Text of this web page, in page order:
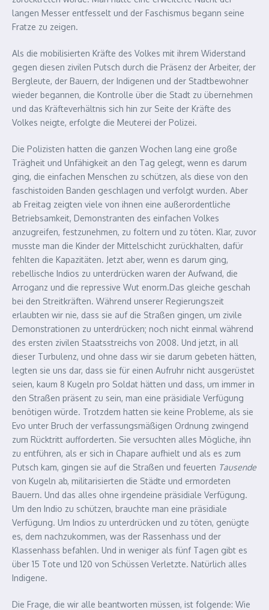
langen Messer entfesselt und der Faschismus begann seine
Fratze zu zeigen.
Als die mobilisierten Kräfte des Volkes mit ihrem Widerstand
gegen diesen zivilen Putsch durch die Präsenz der Arbeiter, der
Bergleute, der Bauern, der Indigenen und der Stadtbewohner
wieder begannen, die Kontrolle über die Stadt zu übernehmen
und das Kräfteverhältnis sich hin zur Seite der Kräfte des
Volkes neigte, erfolgte die Meuterei der Polizei.
Die Polizisten hatten die ganzen Wochen lang eine große
Trägheit und Unfähigkeit an den Tag gelegt, wenn es darum
ging, die einfachen Menschen zu schützen, als diese von den
faschistoiden Banden geschlagen und verfolgt wurden. Aber
ab Freitag zeigten viele von ihnen eine außerordentliche
Betriebsamkeit, Demonstranten des einfachen Volkes
anzugreifen, festzunehmen, zu foltern und zu töten. Klar, zuvor
musste man die Kinder der Mittelschicht zurückhalten, dafür
fehlten die Kapazitäten. Jetzt aber, wenn es darum ging,
rebellische Indios zu unterdrücken waren der Aufwand, die
Arroganz und die repressive Wut enorm.Das gleiche geschah
bei den Streitkräften. Während unserer Regierungszeit
erlaubten wir nie, dass sie auf die Straßen gingen, um zivile
Demonstrationen zu unterdrücken; noch nicht einmal während
des ersten zivilen Staatsstreichs von 2008. Und jetzt, in all
dieser Turbulenz, und ohne dass wir sie darum gebeten hätten,
legten sie uns dar, dass sie für einen Aufruhr nicht ausgerüstet
seien, kaum 8 Kugeln pro Soldat hätten und dass, um immer in
den Straßen präsent zu sein, man eine präsidiale Verfügung
benötigen würde. Trotzdem hatten sie keine Probleme, als sie
Evo unter Bruch der verfassungsmäßigen Ordnung zwingend
zum Rücktritt aufforderten. Sie versuchten alles Mögliche, ihn
zu entführen, als er sich in Chapare aufhielt und als es zum
Putsch kam, gingen sie auf die Straßen und feuerten Tausende
von Kugeln ab, militarisierten die Städte und ermordeten
Bauern. Und das alles ohne irgendeine präsidiale Verfügung.
Um den Indio zu schützen, brauchte man eine präsidiale
Verfügung. Um Indios zu unterdrücken und zu töten, genügte
es, dem nachzukommen, was der Rassenhass und der
Klassenhass befahlen. Und in weniger als fünf Tagen gibt es
über 15 Tote und 120 von Schüssen Verletzte. Natürlich alles
Indigene.
Die Frage, die wir alle beantworten müssen, ist folgende: Wie